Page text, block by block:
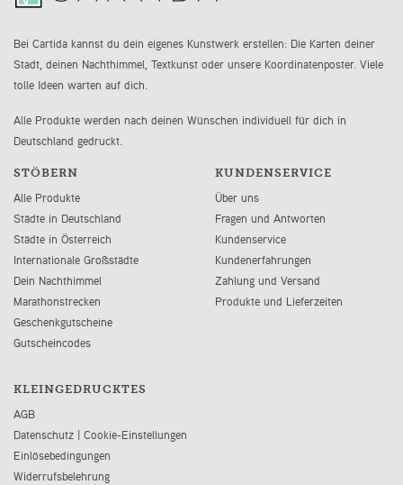
Bei Cartida kannst du dein eigenes Kunstwerk erstellen: Die Karten deiner
Stadt, deinen Nachthimmel, Textkunst oder unsere Koordinatenposter. Viele
tolle Ideen warten auf dich.
Alle Produkte werden nach deinen Wünschen individuell für dich in
Deutschland gedruckt.
STÖBERN
Alle Produkte
Städte in Deutschland
Städte in Österreich
Internationale Großstädte
Dein Nachthimmel
Marathonstrecken
Geschenkgutscheine
Gutscheincodes
KUNDENSERVICE
Über uns
Fragen und Antworten
Kundenservice
Kundenerfahrungen
Zahlung und Versand
Produkte und Lieferzeiten
KLEINGEDRUCKTES
AGB
Datenschutz | Cookie-Einstellungen
Einlösebedingungen
Widerrufsbelehrung